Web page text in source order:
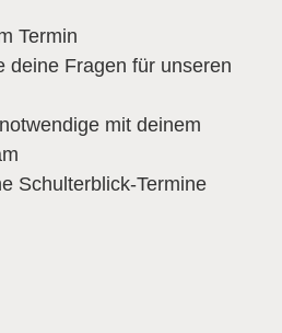
Termin
deine Fragen für unseren
mit deinem
Schulterblick-Termine